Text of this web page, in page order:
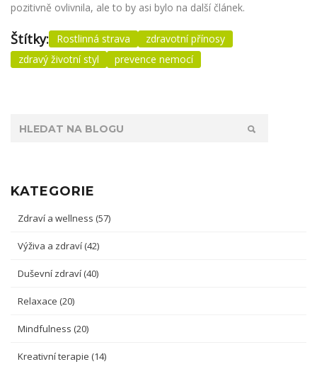
pozitivně ovlivnila, ale to by asi bylo na další článek.
Štítky: Rostlinná strava
zdravotní přínosy
zdravý životní styl
prevence nemocí
KATEGORIE
Zdraví a wellness (57)
Výživa a zdraví (42)
Duševní zdraví (40)
Relaxace (20)
Mindfulness (20)
Kreativní terapie (14)